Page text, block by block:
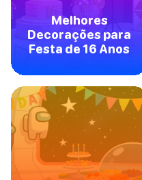
Melhores
Decorações para
Festa de 16 Anos